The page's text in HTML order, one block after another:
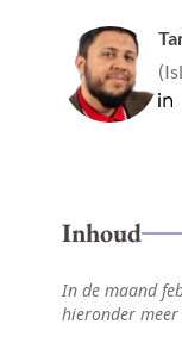
Inhoud
In de maand
hieronder